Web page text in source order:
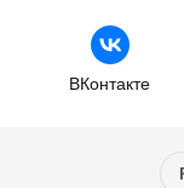
ВКонтакте